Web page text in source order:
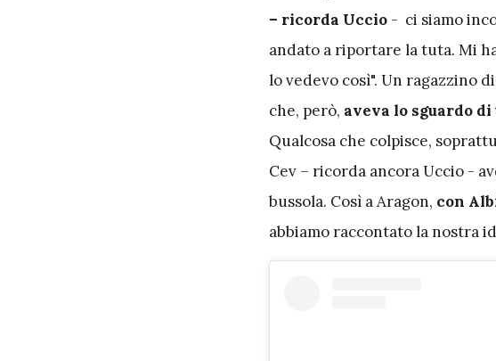
– ricorda Uccio - ci siamo
andato a riportare la tuta. Mi
lo vedevo così". Un ragazzino
che, però, aveva lo sguardo
Qualcosa che colpisce,
Cev – ricorda ancora Uccio -
bussola. Così a Aragon, con
abbiamo raccontato la nostra